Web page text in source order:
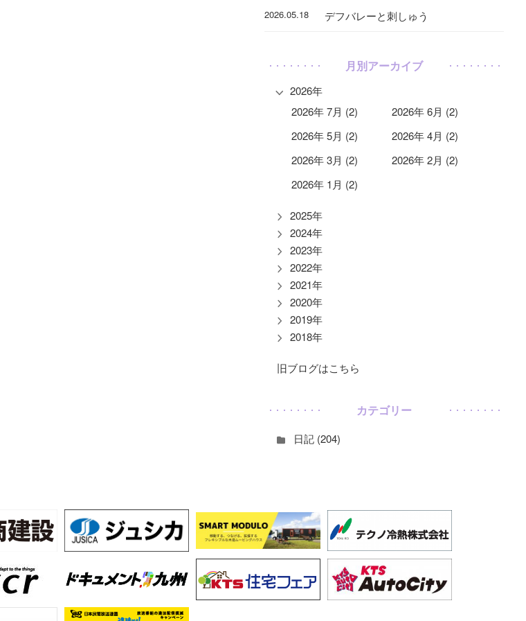
2026.05.18 デフバレーと刺しゅう
月別アーカイブ
2026年
2026年 7月 (2)
2026年 6月 (2)
2026年 5月 (2)
2026年 4月 (2)
2026年 3月 (2)
2026年 2月 (2)
2026年 1月 (2)
2025年
2024年
2023年
2022年
2021年
2020年
2019年
2018年
旧ブログはこちら
カテゴリー
日記 (204)